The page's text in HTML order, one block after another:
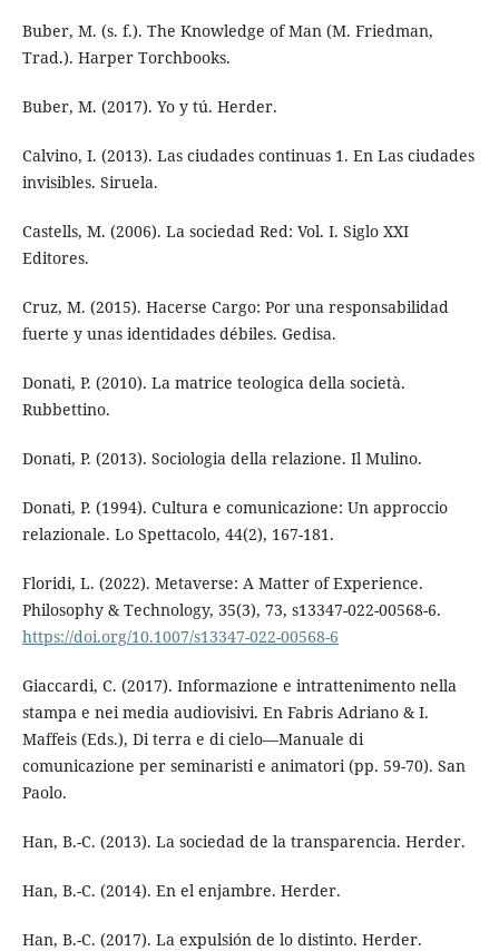
Buber, M. (s. f.). The Knowledge of Man (M. Friedman,
Trad.). Harper Torchbooks.
Buber, M. (2017). Yo y tú. Herder.
Calvino, I. (2013). Las ciudades continuas 1. En Las ciudades
invisibles. Siruela.
Castells, M. (2006). La sociedad Red: Vol. I. Siglo XXI
Editores.
Cruz, M. (2015). Hacerse Cargo: Por una responsabilidad
fuerte y unas identidades débiles. Gedisa.
Donati, P. (2010). La matrice teologica della società.
Rubbettino.
Donati, P. (2013). Sociologia della relazione. Il Mulino.
Donati, P. (1994). Cultura e comunicazione: Un approccio
relazionale. Lo Spettacolo, 44(2), 167-181.
Floridi, L. (2022). Metaverse: A Matter of Experience.
Philosophy & Technology, 35(3), 73, s13347-022-00568-6.
https://doi.org/10.1007/s13347-022-00568-6
Giaccardi, C. (2017). Informazione e intrattenimento nella
stampa e nei media audiovisivi. En Fabris Adriano & I.
Maffeis (Eds.), Di terra e di cielo—Manuale di
comunicazione per seminaristi e animatori (pp. 59-70). San
Paolo.
Han, B.-C. (2013). La sociedad de la transparencia. Herder.
Han, B.-C. (2014). En el enjambre. Herder.
Han, B.-C. (2017). La expulsión de lo distinto. Herder.